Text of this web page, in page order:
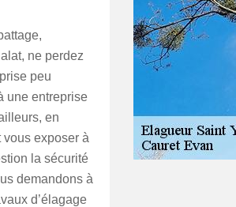
ne perdez
peu
une entreprise
en
exposer à
la sécurité
demandons à
d’élagage